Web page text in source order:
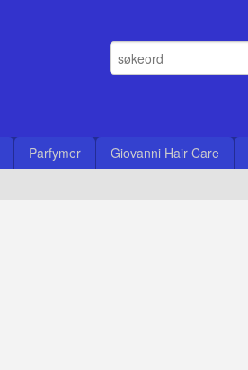
Parfymer Giovanni Hair Care